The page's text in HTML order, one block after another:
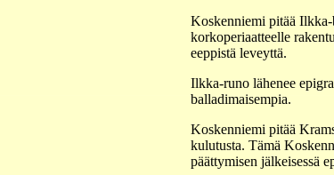
Koskenniemi pitää
korkoperiaatteelle
eeppistä leveyttä.
Ilkka-runo lähenee
balladimaisempia.
Koskenniemi pitää
kulutusta. Tämä
päättymisen jälkeisessä